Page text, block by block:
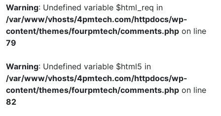
Warning: Undefined variable $html_req in
/var/www/vhosts/4pmtech.com/httpdocs/wp-
content/themes/fourpmtech/comments.php on line
79
Warning: Undefined variable $html5 in
/var/www/vhosts/4pmtech.com/httpdocs/wp-
content/themes/fourpmtech/comments.php on line
82